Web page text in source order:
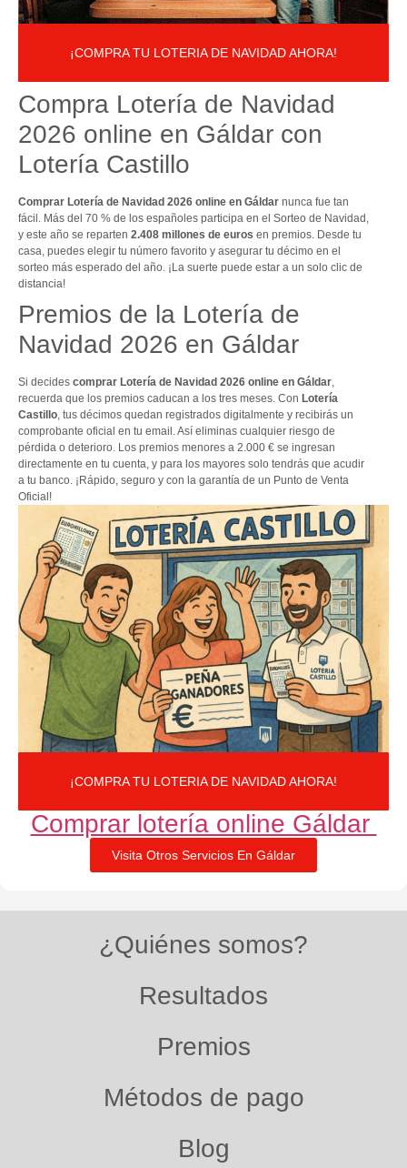
¡COMPRA TU LOTERIA DE NAVIDAD AHORA!
Compra Lotería de Navidad
2026 online en Gáldar con
Lotería Castillo
Comprar Lotería de Navidad 2026 online en Gáldar nunca fue tan
fácil. Más del 70 % de los españoles participa en el Sorteo de Navidad,
y este año se reparten 2.408 millones de euros en premios. Desde tu
casa, puedes elegir tu número favorito y asegurar tu décimo en el
sorteo más esperado del año. ¡La suerte puede estar a un solo clic de
distancia!
Premios de la Lotería de
Navidad 2026 en Gáldar
Si decides comprar Lotería de Navidad 2026 online en Gáldar,
recuerda que los premios caducan a los tres meses. Con Lotería
Castillo, tus décimos quedan registrados digitalmente y recibirás un
comprobante oficial en tu email. Así eliminas cualquier riesgo de
pérdida o deterioro. Los premios menores a 2.000 € se ingresan
directamente en tu cuenta, y para los mayores solo tendrás que acudir
a tu banco. ¡Rápido, seguro y con la garantía de un Punto de Venta
Oficial!
¡COMPRA TU LOTERIA DE NAVIDAD AHORA!
Comprar lotería online Gáldar ​
Visita Otros Servicios En Gáldar
¿Quiénes somos?
Resultados
Premios
Métodos de pago
Blog